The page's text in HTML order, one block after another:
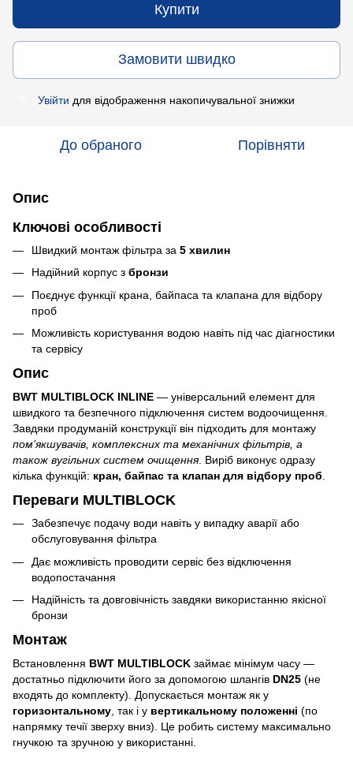
Купити
Замовити швидко
Увійти для відображення накопичувальної знижки
До обраного Порівняти
Опис
Ключові особливості
Швидкий монтаж фільтра за 5 хвилин
Надійний корпус з бронзи
Поєднує функції крана, байпаса та клапана для відбору
проб
Можливість користування водою навіть під час діагностики
та сервісу
Опис
BWT MULTIBLOCK INLINE — універсальний елемент для
швидкого та безпечного підключення систем водоочищення.
Завдяки продуманій конструкції він підходить для монтажу
пом’якшувачів, комплексних та механічних фільтрів, а
також вугільних систем очищення. Виріб виконує одразу
кілька функцій: кран, байпас та клапан для відбору проб
Переваги MULTIBLOCK
Забезпечує подачу води навіть у випадку аварії або
обслуговування фільтра
Дає можливість проводити сервіс без відключення
водопостачання
Надійність та довговічність завдяки використанню якісної
бронзи
Монтаж
Встановлення BWT MULTIBLOCK займає мінімум часу —
достатньо підключити його за допомогою шлангів DN25 (не
входять до комплекту). Допускається монтаж як у
горизонтальному , так і у вертикальному положенні (по
напрямку течії зверху вниз). Це робить систему максимально
гнучкою та зручною у використанні.